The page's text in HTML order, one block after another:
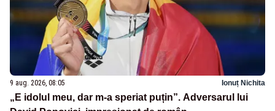
9 aug. 2026, 08:05 Ionuț Nichita
„E idolul meu, dar m-a speriat puțin”. Adversarul lui